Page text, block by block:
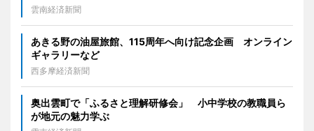
雲南経済新聞
あきる野の油屋旅館、115周年へ向け記念企画 オンライン
ギャラリーなど
西多摩経済新聞
奥出雲町で「ふるさと理解研修会」 小中学校の教職員ら
が地元の魅力学ぶ